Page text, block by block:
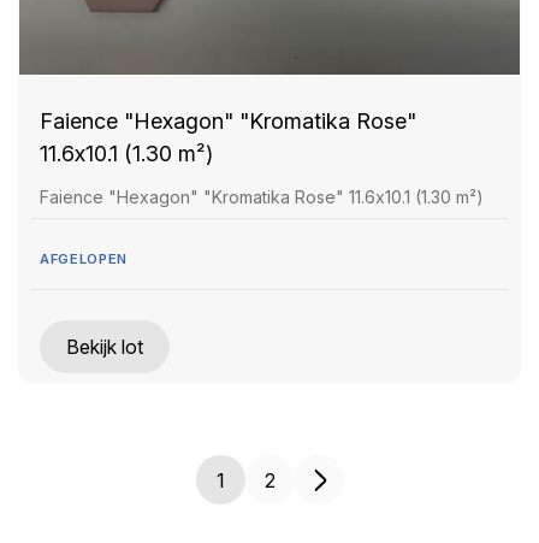
Faience "Hexagon" "Kromatika Rose"
11.6x10.1 (1.30 m²)
Faience "Hexagon" "Kromatika Rose" 11.6x10.1 (1.30 m²)
AFGELOPEN
Bekijk lot
1 2